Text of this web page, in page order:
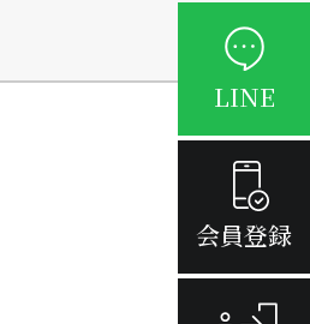
LINE
会員登録